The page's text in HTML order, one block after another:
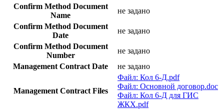
Confirm Method Document
Name
не задано
Confirm Method Document
Date
не задано
Confirm Method Document
Number
не задано
Management Contract Date
не задано
Management Contract Files
Файл: Кол 6-Д.pdf
Файл: Основной договор.doc
Файл: Кол 6-Д для ГИС
ЖКХ.pdf